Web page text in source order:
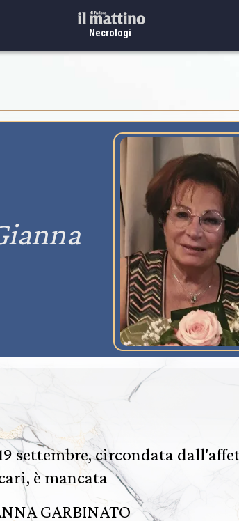
Necrologi
settembre, circondata
è mancata
GARBINATO